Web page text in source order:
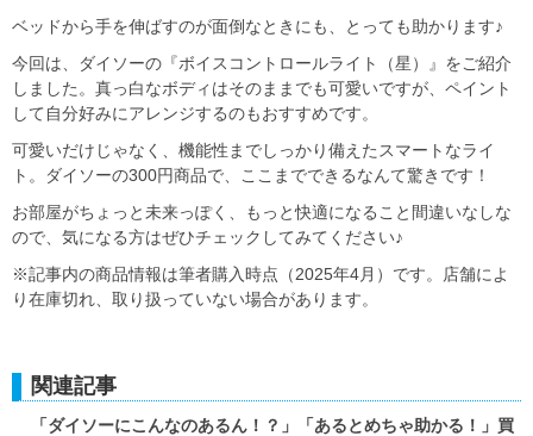
ベッドから手を伸ばすのが面倒なときにも、とっても助かります♪
今回は、ダイソーの『ボイスコントロールライト（星）』をご紹介
しました。真っ白なボディはそのままでも可愛いですが、ペイント
して自分好みにアレンジするのもおすすめです。
可愛いだけじゃなく、機能性までしっかり備えたスマートなライ
ト。ダイソーの300円商品で、ここまでできるなんて驚きです！
お部屋がちょっと未来っぽく、もっと快適になること間違いなしな
ので、気になる方はぜひチェックしてみてください♪
※記事内の商品情報は筆者購入時点（2025年4月）です。店舗によ
り在庫切れ、取り扱っていない場合があります。
関連記事
「ダイソーにこんなのあるん！？」「あるとめちゃ助かる！」買